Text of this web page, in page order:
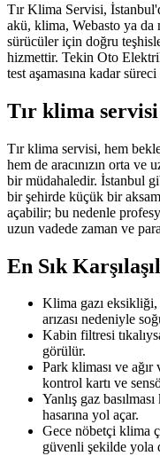
Tır Klima Servisi,
akü, klima, Webasto ya da
sürücüler için doğru
hizmettir. Tekin Oto
test aşamasına kadar
Tır klima
Tır klima servisi, hem
hem de aracınızın orta ve
bir müdahaledir. İstanbul
bir şehirde küçük bir
açabilir; bu nedenle
uzun vadede zaman ve
En Sık
Klima gazı eksikliği,
arızası nedeniyle
Kabin filtresi
görülür.
Park kliması ve ağır
kontrol kartı ve
Yanlış gaz
hasarına yol açar.
Gece nöbetçi klima
güvenli şekilde yola